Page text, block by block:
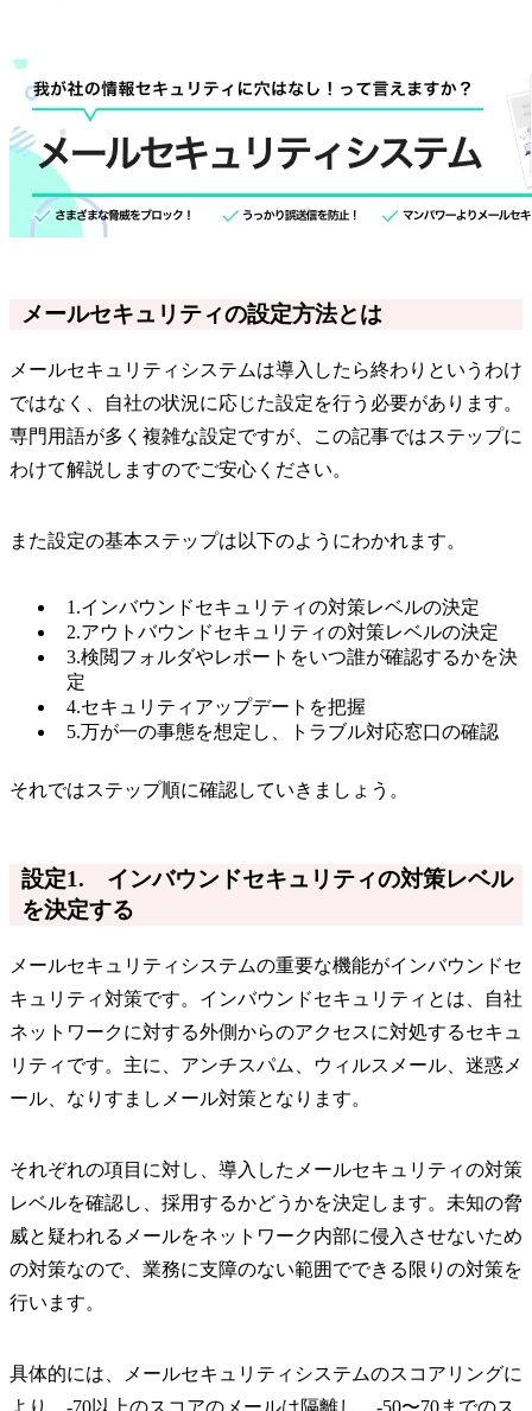
メールセキュリティの設定方法とは
メールセキュリティシステムは導入したら終わりというわけ
ではなく、自社の状況に応じた設定を行う必要があります。
専門用語が多く複雑な設定ですが、この記事ではステップに
わけて解説しますのでご安心ください。
また設定の基本ステップは以下のようにわかれます。
1.インバウンドセキュリティの対策レベルの決定
2.アウトバウンドセキュリティの対策レベルの決定
3.検閲フォルダやレポートをいつ誰が確認するかを決
定
4.セキュリティアップデートを把握
5.万が一の事態を想定し、トラブル対応窓口の確認
それではステップ順に確認していきましょう。
設定1. インバウンドセキュリティの対策レベル
を決定する
メールセキュリティシステムの重要な機能がインバウンドセ
キュリティ対策です。インバウンドセキュリティとは、自社
ネットワークに対する外側からのアクセスに対処するセキュ
リティです。主に、アンチスパム、ウィルスメール、迷惑メ
ール、なりすましメール対策となります。
それぞれの項目に対し、導入したメールセキュリティの対策
レベルを確認し、採用するかどうかを決定します。未知の脅
威と疑われるメールをネットワーク内部に侵入させないため
の対策なので、業務に支障のない範囲でできる限りの対策を
行います。
具体的には、メールセキュリティシステムのスコアリングに
より、-70以上のスコアのメールは隔離し、-50〜70までのス